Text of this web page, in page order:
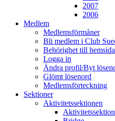
2007
2006
Medlem
Medlemsförmåner
Bli medlem i Club
Behörighet till
Logga in
Ändra profil/Byt
Glömt lösenord
Medlemsförteckning
Sektioner
Aktivitetssektionen